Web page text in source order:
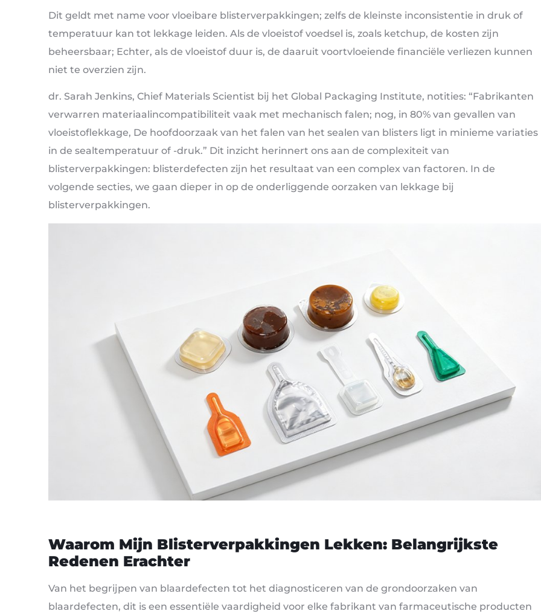
Dit geldt met name voor vloeibare blisterverpakkingen; zelfs de kleinste inconsistentie in druk of
temperatuur kan tot lekkage leiden. Als de vloeistof voedsel is, zoals ketchup, de kosten zijn
beheersbaar; Echter, als de vloeistof duur is, de daaruit voortvloeiende financiële verliezen kunnen
niet te overzien zijn.
dr. Sarah Jenkins, Chief Materials Scientist bij het Global Packaging Institute, notities: “Fabrikanten
verwarren materiaalincompatibiliteit vaak met mechanisch falen; nog, in 80% van gevallen van
vloeistoflekkage, De hoofdoorzaak van het falen van het sealen van blisters ligt in minieme variaties
in de sealtemperatuur of -druk.” Dit inzicht herinnert ons aan de complexiteit van
blisterverpakkingen: blisterdefecten zijn het resultaat van een complex van factoren. In de
volgende secties, we gaan dieper in op de onderliggende oorzaken van lekkage bij
blisterverpakkingen.
Waarom Mijn Blisterverpakkingen Lekken: Belangrijkste
Redenen Erachter
Van het begrijpen van blaardefecten tot het diagnosticeren van de grondoorzaken van
blaardefecten, dit is een essentiële vaardigheid voor elke fabrikant van farmaceutische producten